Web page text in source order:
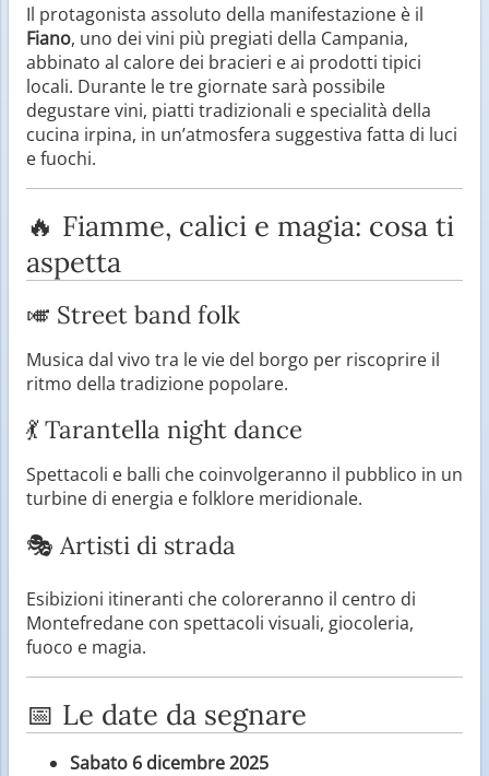
Il protagonista assoluto della manifestazione è il
Fiano, uno dei vini più pregiati della Campania,
abbinato al calore dei bracieri e ai prodotti tipici
locali. Durante le tre giornate sarà possibile
degustare vini, piatti tradizionali e specialità della
cucina irpina, in un’atmosfera suggestiva fatta di luci
e fuochi.
🔥 Fiamme, calici e magia: cosa ti
aspetta
🎺 Street band folk
Musica dal vivo tra le vie del borgo per riscoprire il
ritmo della tradizione popolare.
💃 Tarantella night dance
Spettacoli e balli che coinvolgeranno il pubblico in un
turbine di energia e folklore meridionale.
🎭 Artisti di strada
Esibizioni itineranti che coloreranno il centro di
Montefredane con spettacoli visuali, giocoleria,
fuoco e magia.
📅 Le date da segnare
Sabato 6 dicembre 2025